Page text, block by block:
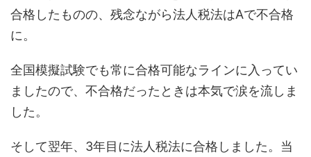
合格したものの、残念ながら法人税法はAで不合格
に。
全国模擬試験でも常に合格可能なラインに入ってい
ましたので、不合格だったときは本気で涙を流しま
した。
そして翌年、3年目に法人税法に合格しました。当